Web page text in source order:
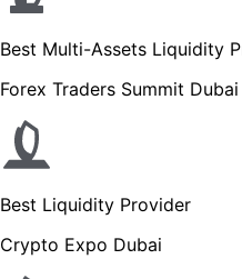
Best Multi-Assets Liquidity
Forex Traders Summit Dubai
Best Liquidity Provider
Crypto Expo Dubai